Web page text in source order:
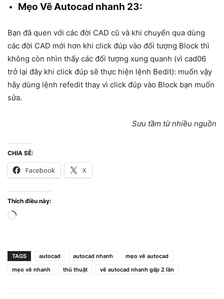
Mẹo Vẽ Autocad nhanh 23:
Bạn đã quen với các đời CAD cũ và khi chuyển qua dùng
các đời CAD mới hơn khi click đúp vào đối tượng Block thì
không còn nhìn thấy các đối tượng xung quanh (vì cad06
trở lại đây khi click đúp sẽ thực hiện lệnh Bedit): muốn vậy
hãy dùng lệnh refedit thay vì click đúp vào Block bạn muốn
sửa.
Sưu tầm từ nhiều nguồn
CHIA SẺ:
Facebook X
Thích điều này:
Đang
TAGS autocad autocad nhanh
mẹo vẽ autocad
mẹo vẽ nhanh
thủ thuật vẽ autocad nhanh gấp 2 lần